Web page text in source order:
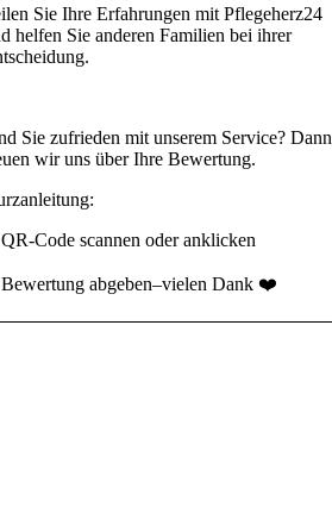
Sie Ihre Erfahrungen mit Pflegeherz24
helfen Sie anderen Familien bei ihrer
Sie zufrieden mit unserem Service? Dann
wir uns über Ihre Bewertung.
Code scannen oder anklicken
abgeben–vielen Dank ❤️